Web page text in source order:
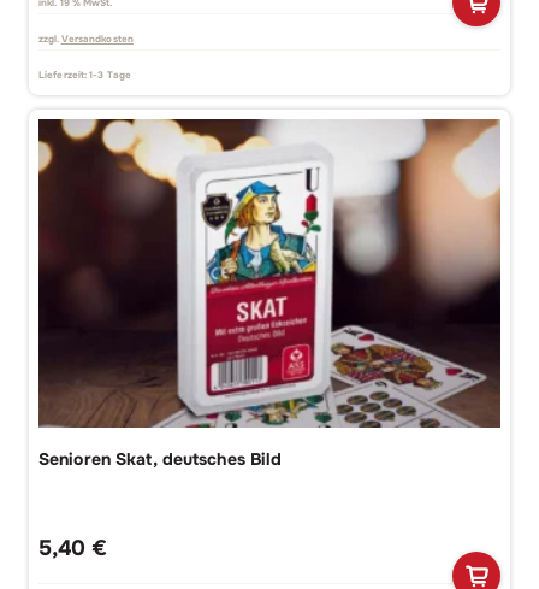
zzgl. Versandkosten
Lieferzeit:1-3 Tage
Senioren Skat, deutsches Bild
5,40 €